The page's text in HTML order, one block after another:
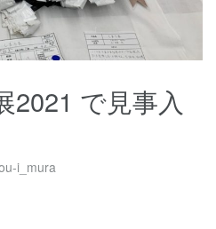
2021 で見事入
i_mura